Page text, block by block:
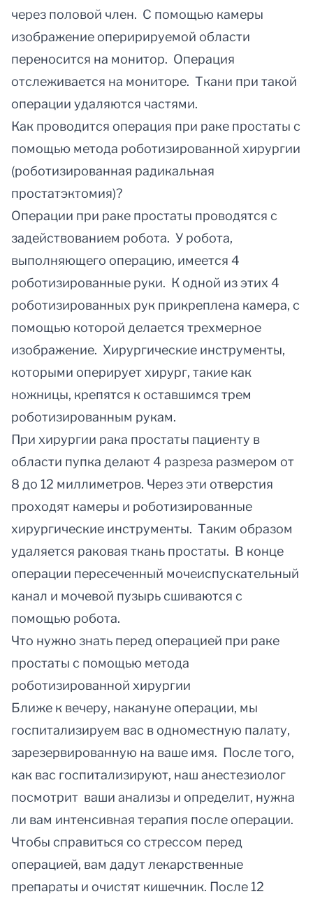
через половой член. С помощью камеры
изображение оперирируемой области
переносится на монитор. Операция
отслеживается на мониторе. Ткани при такой
операции удаляются частями.
Как проводится операция при раке простаты с
помощью метода роботизированной хирургии
(роботизированная радикальная
простатэктомия)?
Операции при раке простаты проводятся с
задействованием робота. У робота,
выполняющего операцию, имеется 4
роботизированные руки. К одной из этих 4
роботизированных рук прикреплена камера, с
помощью которой делается трехмерное
изображение. Хирургические инструменты,
которыми оперирует хирург, такие как
ножницы, крепятся к оставшимся трем
роботизированным рукам.
При хирургии рака простаты пациенту в
области пупка делают 4 разреза размером от
8 до 12 миллиметров. Через эти отверстия
проходят камеры и роботизированные
хирургические инструменты. Таким образом
удаляется раковая ткань простаты. В конце
операции пересеченный мочеиспускательный
канал и мочевой пузырь сшиваются с
помощью робота.
Что нужно знать перед операцией при раке
простаты с помощью метода
роботизированной хирургии
Ближе к вечеру, накануне операции, мы
госпитализируем вас в одноместную палату,
зарезервированную на ваше имя. После того,
как вас госпитализируют, наш анестезиолог
посмотрит ваши анализы и определит, нужна
ли вам интенсивная терапия после операции.
Чтобы справиться со стрессом перед
операцией, вам дадут лекарственные
препараты и очистят кишечник. После 12